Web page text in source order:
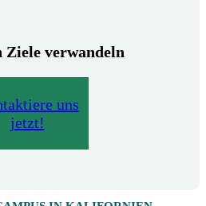
Ziele verwandeln
uns
jetzt!